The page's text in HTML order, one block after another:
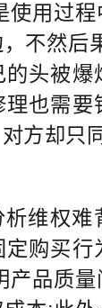
用过程
不然后
头被爆
也需要
方却只
维权难
购买行
产品质